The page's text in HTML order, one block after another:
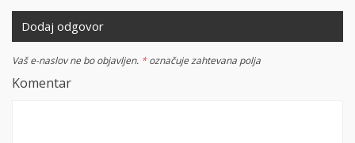
Dodaj odgovor
Vaš e-naslov ne bo objavljen. *označuje zahtevana polja
Komentar